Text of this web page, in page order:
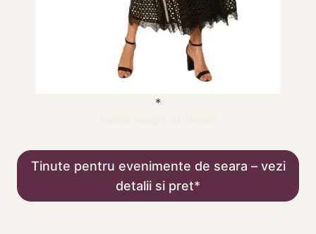
Tinute pentru evenimente de seara – vezi
detalii si pret